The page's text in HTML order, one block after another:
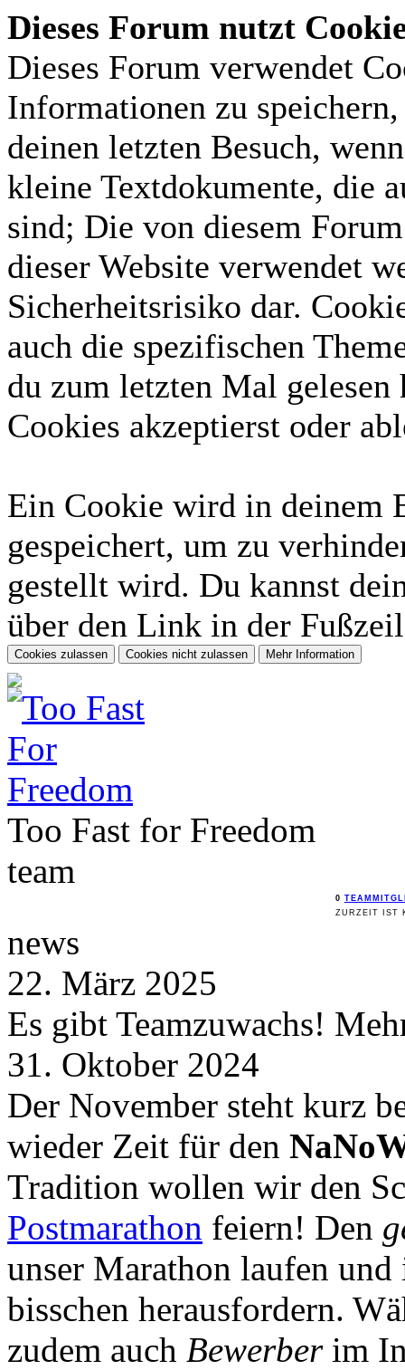
Dieses Forum nutzt
Dieses Forum verwendet
Informationen zu
deinen letzten Besuch,
kleine Textdokumente, die
sind; Die von diesem
dieser Website verwendet
Sicherheitsrisiko dar.
auch die spezifischen
du zum letzten Mal gelesen
Cookies akzeptierst oder
Ein Cookie wird in deinem
gespeichert, um zu
gestellt wird. Du kannst
über den Link in der
Too Fast for Freedom
team
0
ZURZEIT IST
news
22. März 2025
Es gibt Teamzuwachs!
31. Oktober 2024
Der November steht kurz
wieder Zeit für den
Tradition wollen wir den
Postmarathon feiern! Den
unser Marathon laufen
bisschen herausfordern.
zudem auch Bewerberim